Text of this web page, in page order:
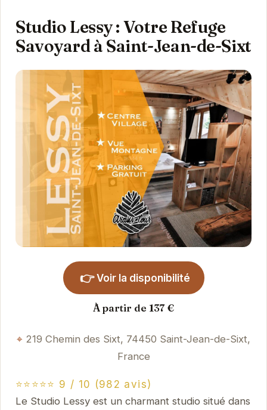
Studio Lessy : Votre Refuge
Savoyard à Saint-Jean-de-Sixt
👉 Voir la disponibilité
À partir de 137 €
219 Chemin des Sixt, 74450 Saint-Jean-de-Sixt,
France
⭐⭐⭐⭐⭐ 9 / 10 (982 avis)
Le Studio Lessy est un charmant studio situé dans